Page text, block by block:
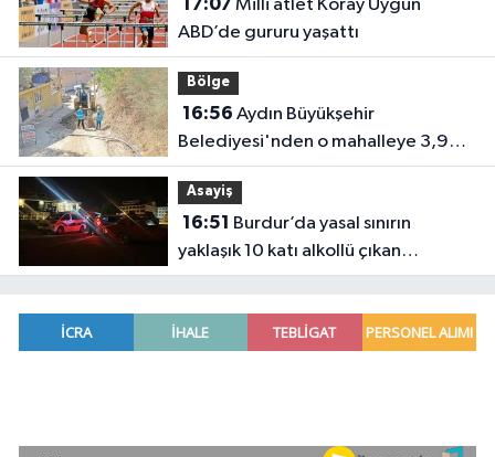
17:07
ABD’de gururu yaşattı
Bölge
16:56
Belediyesi'nden o mahalleye 3,9
milyon TL’lik yatırım
Asayiş
16:51
yaklaşık 10 katı alkollü çıkan
sürücüye büyük ceza